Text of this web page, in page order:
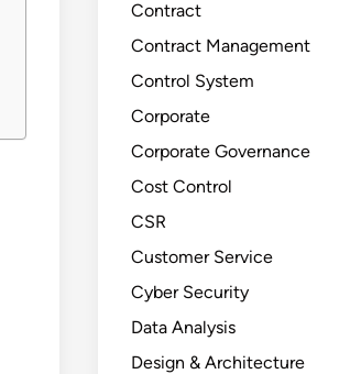
Contract
Contract Management
Control System
Corporate
Corporate Governance
Cost Control
CSR
Customer Service
Cyber Security
Data Analysis
Design & Architecture